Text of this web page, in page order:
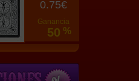
0.75€
Ganancia
50 %